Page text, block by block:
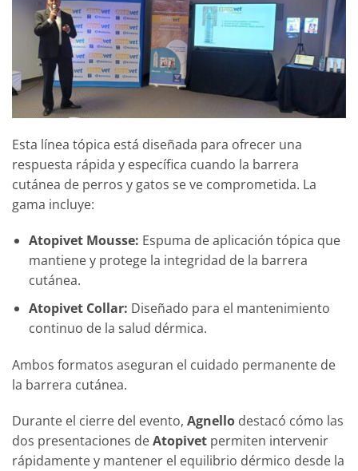
Esta línea tópica está diseñada para ofrecer una
respuesta rápida y específica cuando la barrera
cutánea de perros y gatos se ve comprometida. La
gama incluye:
Atopivet Mousse: Espuma de aplicación tópica que
mantiene y protege la integridad de la barrera
cutánea.
Atopivet Collar: Diseñado para el mantenimiento
continuo de la salud dérmica.
Ambos formatos aseguran el cuidado permanente de
la barrera cutánea.
Durante el cierre del evento, Agnello destacó cómo las
dos presentaciones deAtopivet permiten intervenir
rápidamente y mantener el equilibrio dérmico desde la